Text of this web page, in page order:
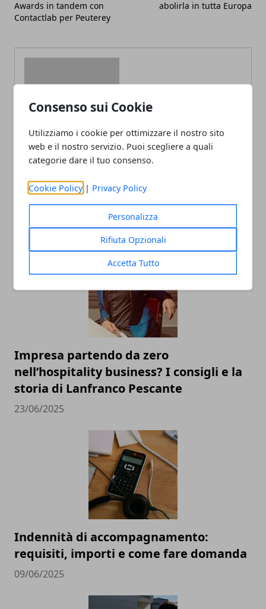
Consenso sui Cookie
Utilizziamo i cookie per ottimizzare il nostro sito
web e il nostro servizio. Puoi scegliere a quali
categorie dare il tuo consenso.
Cookie Policy | Privacy Policy
Personalizza
Rifiuta Opzionali
Accetta Tutto
Awards in tandem con
Contactlab per Peuterey
abolirla in tutta Europa
Redazione
ARTICOLI CORRELATI
Impresa partendo da zero
nell’hospitality business? I consigli e la
storia di Lanfranco Pescante
23/06/2025
Indennità di accompagnamento:
requisiti, importi e come fare domanda
09/06/2025